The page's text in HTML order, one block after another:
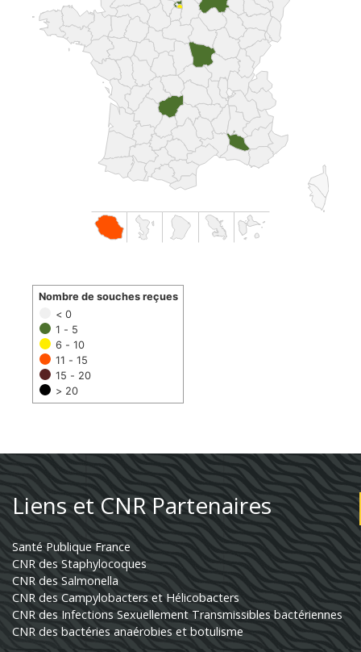
< 0
1 - 5
6 - 10
11 - 15
15 - 20
> 20
Nombre de souches reçues
Liens et CNR Partenaires
Santé Publique France
CNR des Staphylocoques
CNR des Salmonella
CNR des Campylobacters et Hélicobacters
CNR des Infections Sexuellement Transmissibles bactériennes
CNR des bactéries anaérobies et botulisme